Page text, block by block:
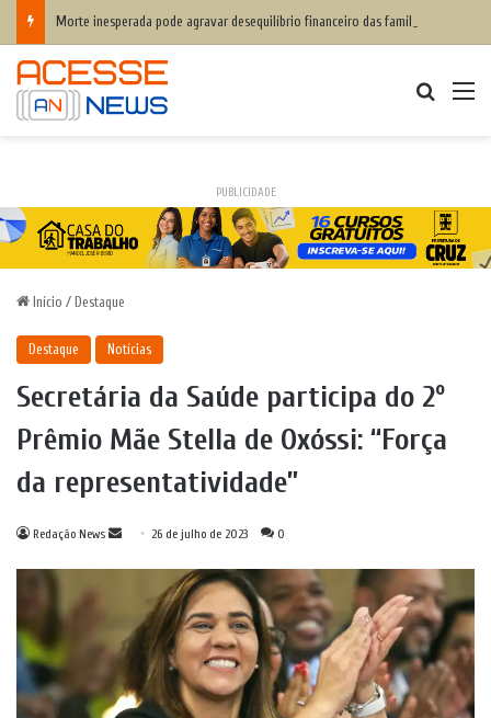
Morte inesperada pode agravar desequilíbrio financeiro das famílias
PUBLICIDADE
Início / Destaque
Destaque Notícias
Secretária da Saúde participa do 2º
Prêmio Mãe Stella de Oxóssi: “Força
da representatividade”
Redação News
Mande26 de julho de 2023 0